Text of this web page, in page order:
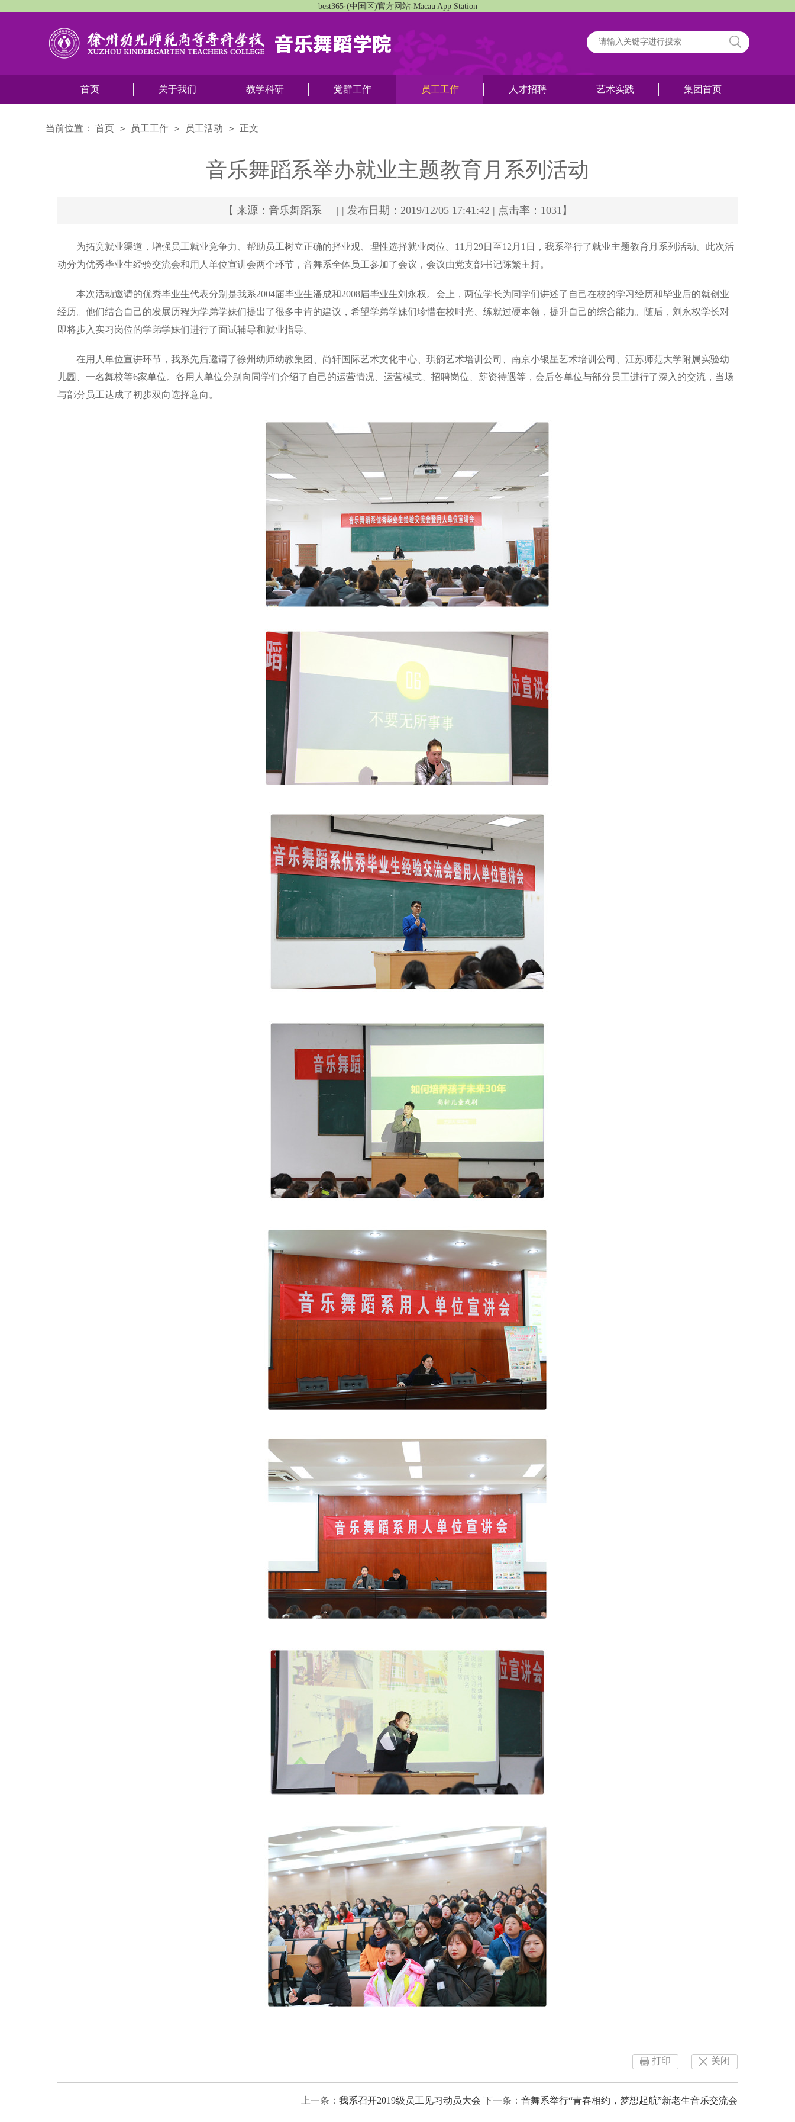
best365·(中国区)官方网站-Macau App Station
首页 关于我们 教学科研 党群工作 员工工作 人才招聘 艺术实践 集团首页
当前位置： 首页 > 员工工作 > 员工活动 > 正文
音乐舞蹈系举办就业主题教育月系列活动
【 来源：音乐舞蹈系 | | 发布日期：2019/12/05 17:41:42 | 点击率：1031】
为拓宽就业渠道，增强员工就业竞争力、帮助员工树立正确的择业观、理性选择就业岗位。11月29日至12月1日，我系举行了就业主题教育月系列活动。此次活
动分为优秀毕业生经验交流会和用人单位宣讲会两个环节，音舞系全体员工参加了会议，会议由党支部书记陈繁主持。
本次活动邀请的优秀毕业生代表分别是我系2004届毕业生潘成和2008届毕业生刘永权。会上，两位学长为同学们讲述了自己在校的学习经历和毕业后的就创业
经历。他们结合自己的发展历程为学弟学妹们提出了很多中肯的建议，希望学弟学妹们珍惜在校时光、练就过硬本领，提升自己的综合能力。随后，刘永权学长对
即将步入实习岗位的学弟学妹们进行了面试辅导和就业指导。
在用人单位宣讲环节，我系先后邀请了徐州幼师幼教集团、尚轩国际艺术文化中心、琪韵艺术培训公司、南京小银星艺术培训公司、江苏师范大学附属实验幼
儿园、一名舞校等6家单位。各用人单位分别向同学们介绍了自己的运营情况、运营模式、招聘岗位、薪资待遇等，会后各单位与部分员工进行了深入的交流，当场
与部分员工达成了初步双向选择意向。
关闭
打印
上一条： 我系召开2019级员工见习动员大会 下一条： 音舞系举行“青春相约，梦想起航”新老生音乐交流会